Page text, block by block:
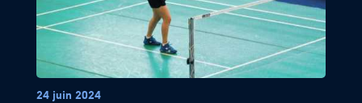
24 juin 2024